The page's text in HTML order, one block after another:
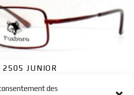
des
2505 JUNIOR